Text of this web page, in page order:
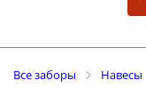
Все заборы Навесы